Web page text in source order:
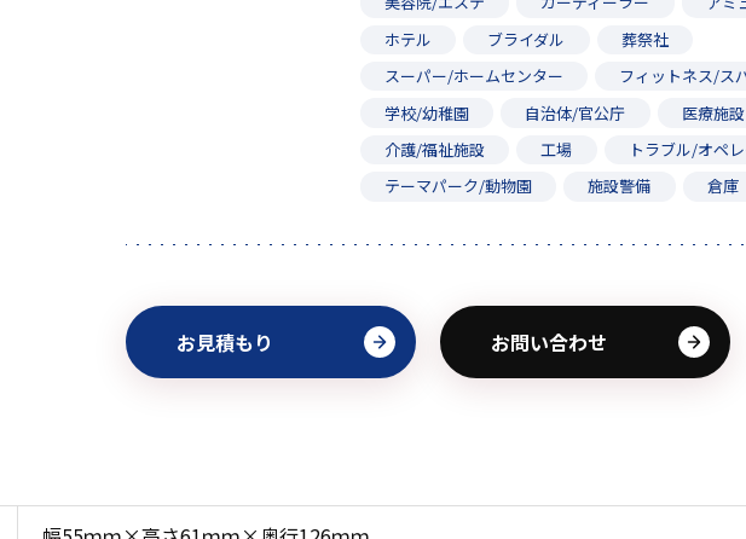
ホテル
ブライダル
葬祭社
スーパー/ホームセンター
フィットネス/ス
学校/幼稚園
自治体/官公庁 医療施設
介護/福祉施設
工場
トラブル/オペ
テーマパーク/動物園
施設警備 倉庫
お見積もり お問い合わせ